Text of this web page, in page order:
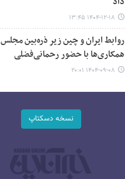
۱۴۰۴-۱۲-۱۸ ۱۳:۴۵
روابط ایران و چین زیر ذره‌بین
همکاری‌ها با حضور رحمانی‌فضلی
۱۴۰۴-۰۹-۰۸ ۲۰:۰۱
نسخه دسکتاپ